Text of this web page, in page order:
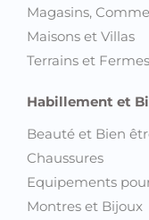
Magasins,
Maisons et Villas
Terrains et Fermes
Habillement et
Beauté et Bien
Chaussures
Equipements
Montres et Bijoux